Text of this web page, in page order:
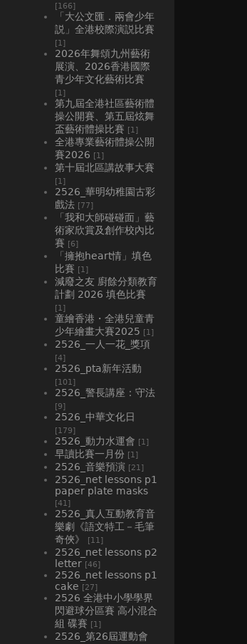
[166]
「大公文匯．兩會少年
説」全港校際演説比賽
[1]
2026年舞頌九州藝術
展演、2026香港國際
青少年文化藝術比賽
[1]
第九屆全港社區藝術體
操公開賽、第五屆炫舞
盃藝術體操比賽 [1]
全港專業藝術體操公開
賽2026 [1]
第十屆北區講故事大賽
[1]
2526_華明幼稚園古彩
戲法 [77]
「我和大師碰碰面」藝
術家欣賞及創作校內比
賽 [6]
「擁抱heart情」填色
比賽 [1]
減廢之友 廚餘分類教育
計劃 2026 填色比賽
[1]
童繪香港・全港兒童青
少年繪畫大賽2025 [1]
2526_一人一花_獎項
[4]
2526_pta新年活動
[101]
2526_警長講座：守法
[9]
2526_中華文化日
[179]
2526_動力水運會 [1]
早讀比賽一月份 [1]
2526_音樂預演 [21]
2526_net lessons p1
paper plate masks
[41]
2526_真人互動教育音
樂劇《語文特工－毛筆
奇俠》
[11]
2526_net lessons p2
letter [46]
2526_net lessons p1
cake [27]
2526 全港中小學學界
閃避球分區賽 高小混合
組 碟賽 [1]
2526_第26屆運動會